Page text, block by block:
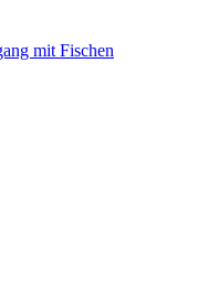
mit Fischen